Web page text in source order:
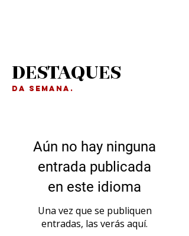
DESTAQUES
da Semana.
Aún no hay ninguna
entrada publicada
en este idioma
Una vez que se publiquen
entradas, las verás aquí.